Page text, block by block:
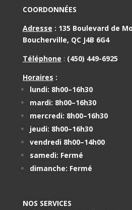
COORDONNÉES
Adresse : 135 Boulevard de
Boucherville, QC J4B 6G4
Téléphone : (450) 449-6925
Horaires :
lundi: 8h00–16h30
mardi: 8h00–16h30
mercredi: 8h00–16h30
jeudi: 8h00–16h30
vendredi 8h00–14h00
samedi: Fermé
dimanche: Fermé
NOS SERVICES